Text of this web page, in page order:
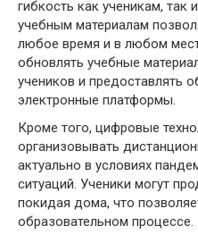
гибкость как ученикам, так
учебным материалам
любое время и в любом
обновлять учебные
учеников и предоставлять
электронные платформы.
Кроме того, цифровые
организовывать
актуально в условиях
ситуаций. Ученики могут
покидая дома, что
образовательном процессе.